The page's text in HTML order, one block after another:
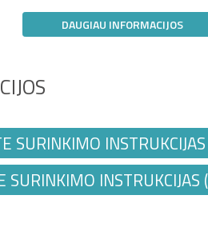
DAUGIAU INFORMACIJOS
SURINKIMO
SURINKIMO